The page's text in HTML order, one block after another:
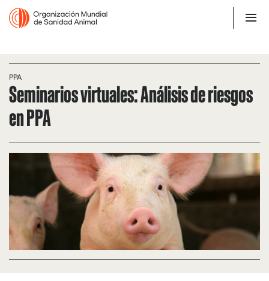
PPA
Seminarios virtuales: Análisis de riesgos
en PPA